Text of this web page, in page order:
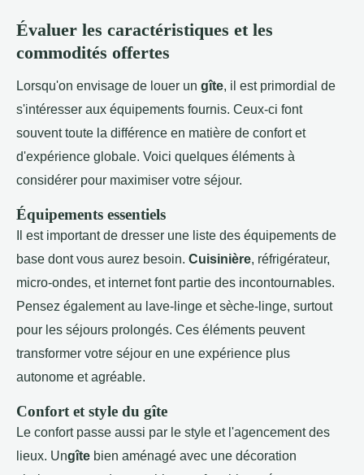
Évaluer les caractéristiques et les
commodités offertes
Lorsqu'on envisage de louer un gîte, il est primordial de
s'intéresser aux équipements fournis. Ceux-ci font
souvent toute la différence en matière de confort et
d'expérience globale. Voici quelques éléments à
considérer pour maximiser votre séjour.
Équipements essentiels
Il est important de dresser une liste des équipements de
base dont vous aurez besoin. Cuisinière, réfrigérateur,
micro-ondes, et internet font partie des incontournables.
Pensez également au lave-linge et sèche-linge, surtout
pour les séjours prolongés. Ces éléments peuvent
transformer votre séjour en une expérience plus
autonome et agréable.
Confort et style du gîte
Le confort passe aussi par le style et l'agencement des
lieux. Ungîte bien aménagé avec une décoration